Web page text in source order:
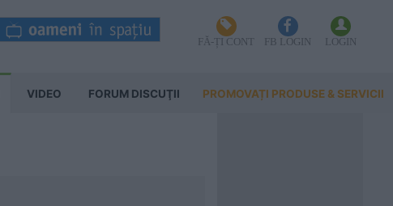
FĂ-ȚI CONT FB LOGIN LOGIN
VIDEO FORUM DISCUŢII PROMOVAȚI PRODUSE & SERVICII